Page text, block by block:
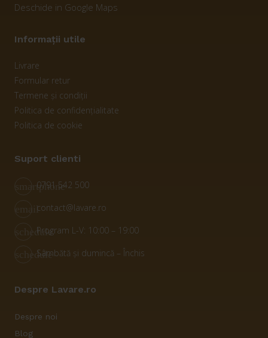
Deschide in Google Maps
Informații utile
Livrare
Formular retur
Termene și condiții
Politica de confidențialitate
Politica de cookie
Suport clienti
smartphone
0791 542 500
emailcontact@lavare.ro
scheduleProgram L-V: 10:00 – 19:00
scheduleSâmbătă și dumincă – Închis
Despre Lavare.ro
Despre noi
Blog